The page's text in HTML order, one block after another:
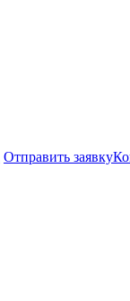
Отправить заявку